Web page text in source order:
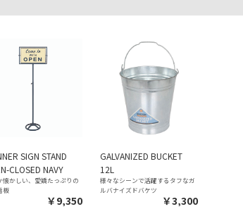
SIGN STAND
CLOSED NAVY
懐かしい、愛嬌たっぷりの
板
￥9,350
GALVANIZED BUCKET
12L
様々なシーンで活躍するタフなガ
ルバナイズドバケツ
￥3,300